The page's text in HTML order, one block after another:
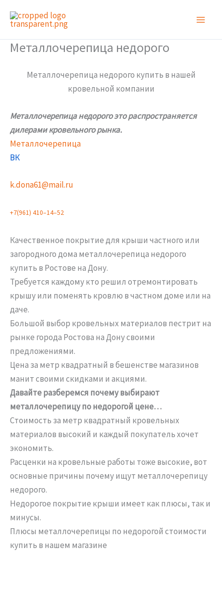
Металлочерепица недорого
Металлочерепица недорого купить в нашей
кровельной компании
Металлочерепица недорого это распространяется
дилерами кровельного рынка.
Металлочерепица
ВК
k.dona61@mail.ru
+7(961) 410–14–52
Качественное покрытие для крыши частного или
загородного дома металлочерепица недорого
купить в Ростове на Дону.
Требуется каждому кто решил отремонтировать
крышу или поменять кровлю в частном доме или на
даче.
Большой выбор кровельных материалов пестрит на
рынке города Ростова на Дону своими
предложениями.
Цена за метр квадратный в бешенстве магазинов
манит своими скидками и акциями.
Давайте разберемся почему выбирают
металлочерепицу по недорогой цене…
Стоимость за метр квадратный кровельных
материалов высокий и каждый покупатель хочет
экономить.
Расценки на кровельные работы тоже высокие, вот
основные причины почему ищут металлочерепицу
недорого.
Недорогое покрытие крыши имеет как плюсы, так и
минусы.
Плюсы металлочерепицы по недорогой стоимости
купить в нашем магазине